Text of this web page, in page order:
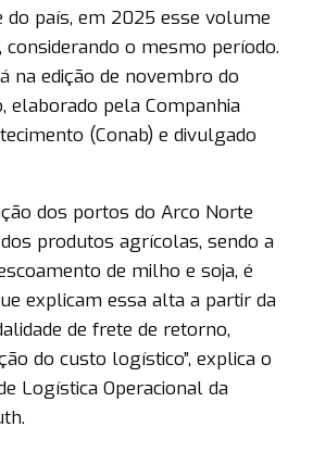
do país, em 2025 esse volume
considerando o mesmo período.
na edição de novembro do
elaborado pela Companhia
(Conab) e divulgado
dos portos do Arco Norte
produtos agrícolas, sendo a
de milho e soja, é
explicam essa alta a partir da
de frete de retorno,
do custo logístico”, explica o
Logística Operacional da